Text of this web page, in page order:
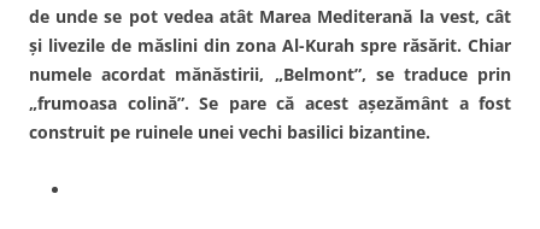
de unde se pot vedea atât Marea Mediterană la vest, cât
şi livezile de măslini din zona Al-Kurah spre răsărit. Chiar
numele acordat mănăstirii, „Belmont”, se traduce prin
„frumoasa colină”. Se pare că acest aşezământ a fost
construit pe ruinele unei vechi basilici bizantine.